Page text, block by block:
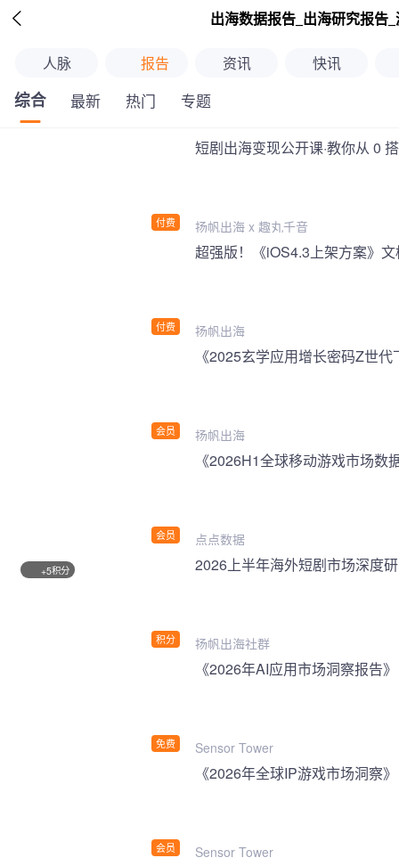
 出海数据报告_出海研究报告
人脉 报告 资讯 快讯
综合 最新 热门 专题
付费
短剧出海变现公开课·教你从 0
扬帆出海 x 趣丸千音
付费 扬帆出海
会员
《2025玄学应用增长密码Z世
扬帆出海
会员
《2026H1全球移动游戏市场数
点点数据
+5积分
积分
2026上半年海外短剧市场深度
扬帆出海社群
免费
《2026年AI应用市场洞察报告》
Sensor Tower
会员
《2026年全球IP游戏市场洞察》
Sensor Tower